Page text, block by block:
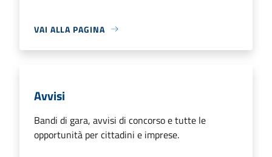
VAI ALLA PAGINA
Avvisi
Bandi di gara, avvisi di concorso e tutte le
opportunità per cittadini e imprese.